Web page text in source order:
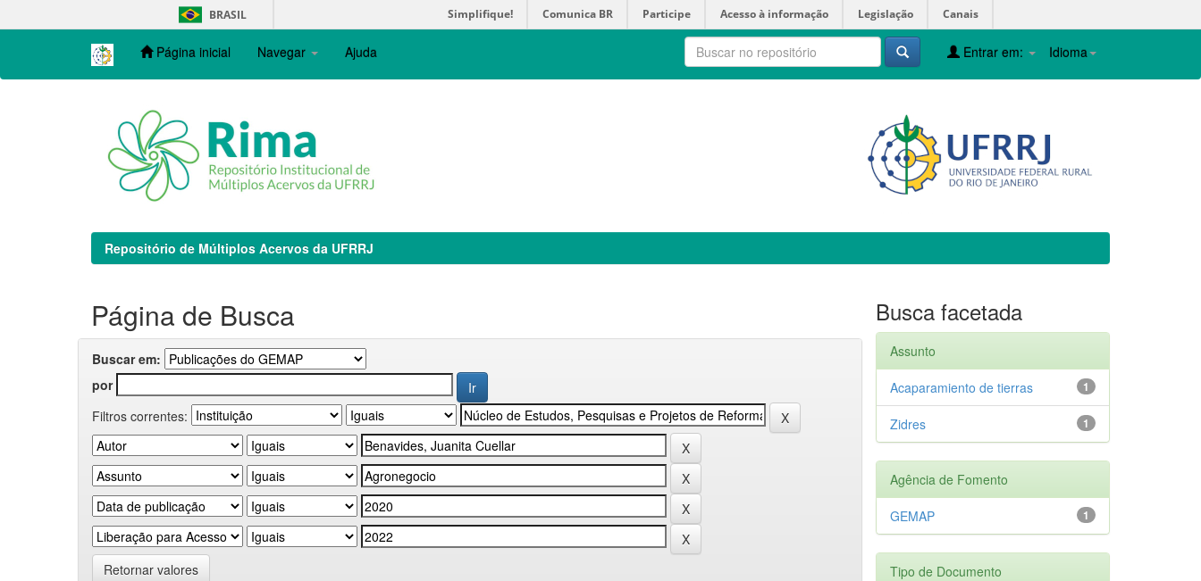
navigation
BRASIL Simplifique! Comunica BR Participe Acesso à informação Legislação Canais
Página inicial Navegar Ajuda Idioma
Entrar em:
Repositório de Múltiplos Acervos da UFRRJ
Página de Busca
Buscar em:
por
Filtros correntes:
Retornar valores
Busca facetada
Assunto
1
Acaparamiento de tierras
1
Zidres
Agência de Fomento
1
GEMAP
Tipo de Documento